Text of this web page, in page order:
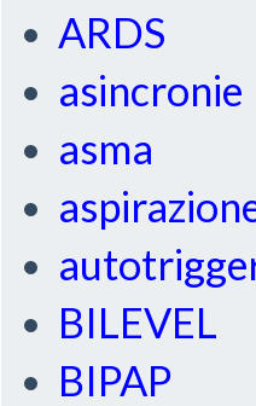
ARDS
asincronie
asma
BILEVEL
BIPAP